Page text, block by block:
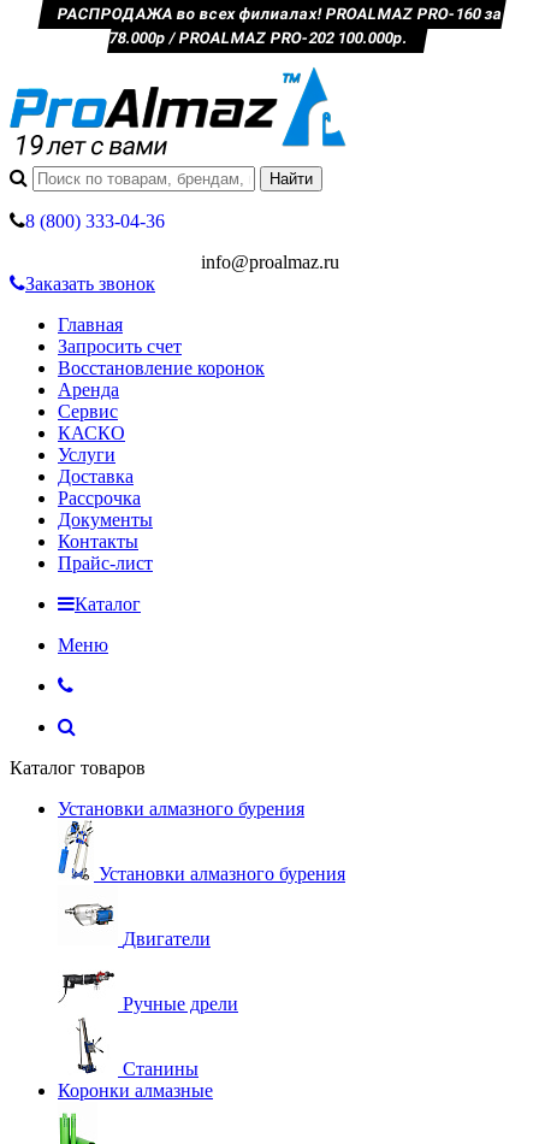
РАСПРОДАЖА во всех филиалах! PROALMAZ PRO-160 за
78.000р / PROALMAZ PRO-202 100.000р.
8 (800) 333-04-36
info@proalmaz.ru
Заказать звонок
Главная
Запросить счет
Восстановление коронок
Аренда
Сервис
КАСКО
Услуги
Доставка
Рассрочка
Документы
Контакты
Прайс-лист
Каталог
Меню
Каталог товаров
Установки алмазного бурения
Установки алмазного бурения
Двигатели
Ручные дрели
Станины
Коронки алмазные